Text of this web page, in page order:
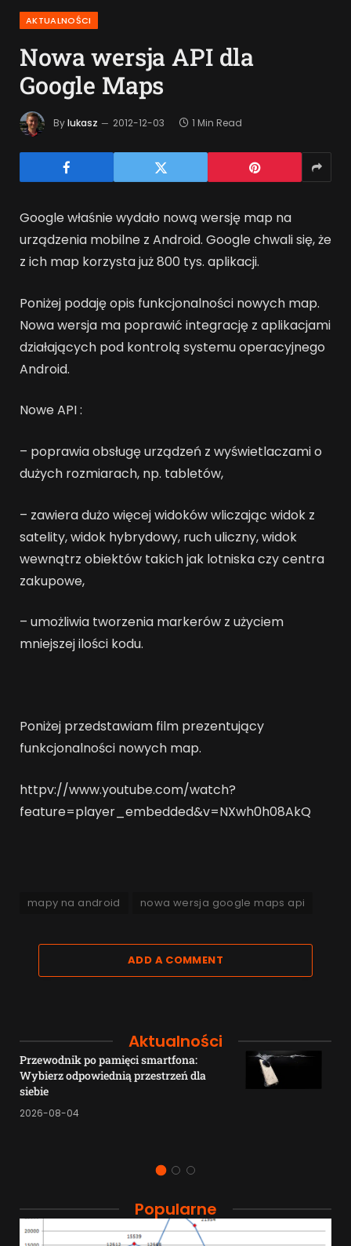
AKTUALNOŚCI
Nowa wersja API dla
Google Maps
Bylukasz 2012-12-03 1 Min Read
Google właśnie wydało nową wersję map na
urządzenia mobilne z Android. Google chwali się, że
z ich map korzysta już 800 tys. aplikacji.
Poniżej podaję opis funkcjonalności nowych map.
Nowa wersja ma poprawić integrację z aplikacjami
działających pod kontrolą systemu operacyjnego
Android.
Nowe API :
– poprawia obsługę urządzeń z wyświetlaczami o
dużych rozmiarach, np. tabletów,
– zawiera dużo więcej widoków wliczając widok z
satelity, widok hybrydowy, ruch uliczny, widok
wewnątrz obiektów takich jak lotniska czy centra
zakupowe,
– umożliwia tworzenia markerów z użyciem
mniejszej ilości kodu.
Poniżej przedstawiam film prezentujący
funkcjonalności nowych map.
httpv://www.youtube.com/watch?
feature=player_embedded&v=NXwh0h08AkQ
mapy na android nowa wersja google maps api
ADD A COMMENT
Aktualności
Przewodnik po pamięci smartfona:
Wybierz odpowiednią przestrzeń dla
siebie
2026-08-04
Popularne